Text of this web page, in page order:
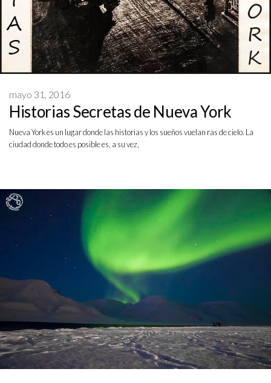
Historias Secretas de Nueva York
mayo 31, 2016
Nueva York es un lugar donde las historias y los sueños vuelan ras de cielo. La
ciudad donde todo es posible es, a su vez,